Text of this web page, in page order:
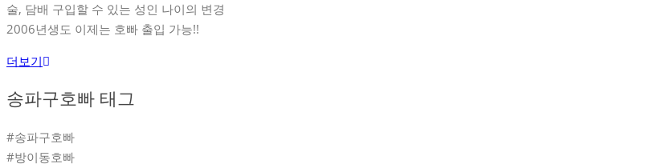
술, 담배 구입할 수 있는 성인 나이의 변경
2006년생도 이제는 호빠 출입 가능!!
더보기
송파구호빠 태그
#송파구호빠
#방이동호빠